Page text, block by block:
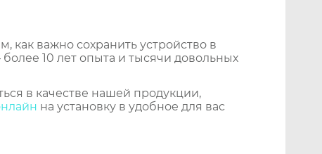
как важно сохранить устройство в
10 лет опыта и тысячи довольных
в качестве нашей продукции,
на установку в удобное для вас